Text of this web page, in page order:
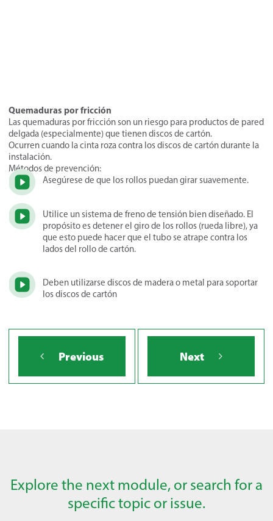
Quemaduras por fricción
Las quemaduras por fricción son un riesgo para productos de pared
delgada (especialmente) que tienen discos de cartón.
Ocurren cuando la cinta roza contra los discos de cartón durante la
instalación.
Métodos de prevención:
Asegúrese de que los rollos puedan girar suavemente.
Utilice un sistema de freno de tensión bien diseñado. El
propósito es detener el giro de los rollos (rueda libre), ya
que esto puede hacer que el tubo se atrape contra los
lados del rollo de cartón.
Deben utilizarse discos de madera o metal para soportar
los discos de cartón
Previous Next
Explore the next module, or search for a
specific topic or issue.